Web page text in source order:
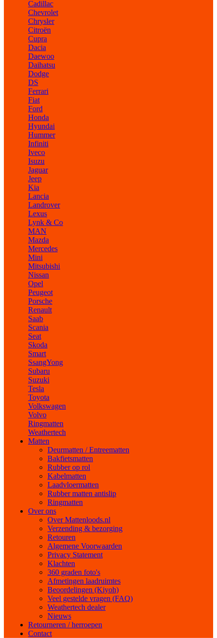
Cadillac
Chevrolet
Chrysler
Citroën
Cupra
Dacia
Daewoo
Daihatsu
Dodge
DS
Ferrari
Fiat
Ford
Honda
Hyundai
Hummer
Infiniti
Iveco
Isuzu
Jaguar
Jeep
Kia
Lancia
Landrover
Lexus
Lynk & Co
MAN
Mazda
Mercedes
Mini
Mitsubishi
Nissan
Opel
Peugeot
Porsche
Renault
Saab
Scania
Seat
Skoda
Smart
SsangYong
Subaru
Suzuki
Tesla
Toyota
Volkswagen
Volvo
Ringmatten
Weathertech
Matten
Deurmatten / Entreematten
Bakfietsmatten
Rubber op rol
Kabelmatten
Laadvloermatten
Rubber matten antislip
Ringmatten
Over ons
Over Mattenloods.nl
Verzending & bezorging
Retouren
Algemene Voorwaarden
Privacy Statement
Klachten
360 graden foto's
Afmetingen laadruimtes
Beoordelingen (Kiyoh)
Veel gestelde vragen (FAQ)
Weathertech dealer
Nieuws
Retourneren / herroepen
Contact